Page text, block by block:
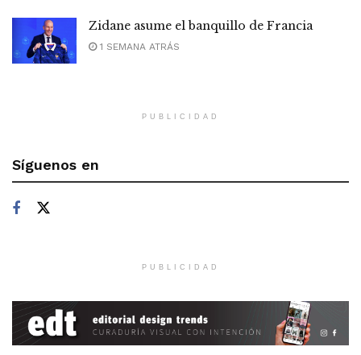
Zidane asume el banquillo de Francia
1 SEMANA ATRÁS
PUBLICIDAD
Síguenos en
PUBLICIDAD